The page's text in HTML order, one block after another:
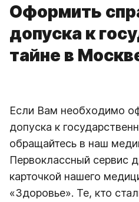
Оформить
допуска к
тайне в
Если Вам необходимо
допуска к
обращайтесь в наш
Первоклассный сервис
карточкой нашего
«Здоровье». Те, кто